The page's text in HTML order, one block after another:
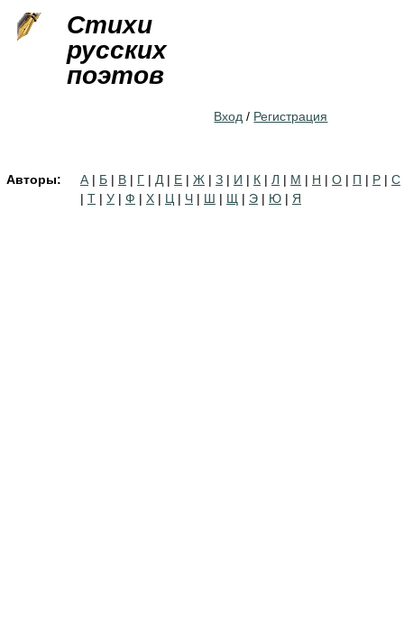
Стихи
русских
поэтов
Вход / Регистрация
Авторы: А | Б | В | Г | Д | Е | Ж | З | И | К | Л | М | Н | О | П | Р | С
| Т | У | Ф | Х | Ц | Ч | Ш | Щ | Э | Ю | Я